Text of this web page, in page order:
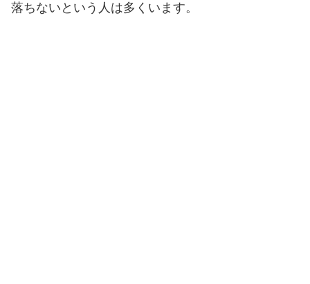
落ちないという人は多くいます。